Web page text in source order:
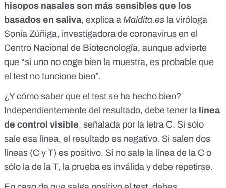
hisopos nasales son más sensibles que los
basados en saliva, explica a Maldita.es la viróloga
Sonia Zúñiga, investigadora de coronavirus en el
Centro Nacional de Biotecnología, aunque advierte
que “si uno no coge bien la muestra, es probable que
el test no funcione bien”.
¿Y cómo saber que el test se ha hecho bien?
Independientemente del resultado, debe tener la línea
de control visible, señalada por la letra C. Si sólo
sale esa línea, el resultado es negativo. Si salen dos
líneas (C y T) es positivo. Si no sale la línea de la C o
sólo la de la T, la prueba es inválida y debe repetirse.